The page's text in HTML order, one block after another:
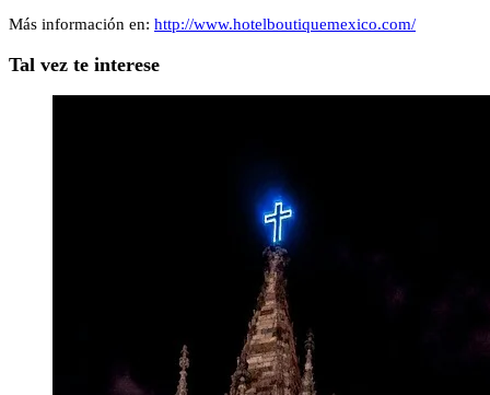
Más información en: http://www.hotelboutiquemexico.com/
Tal vez te interese